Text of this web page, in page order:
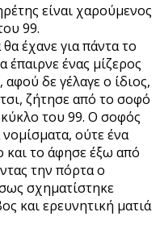
είναι χαρούμενος
99.
έχανε για πάντα το
έπαιρνε ένας μίζερος
δε γέλαγε ο ίδιος,
ζήτησε από το σοφό
του 99. Ο σοφός
ούτε ένα
και το άφησε έξω από
την πόρτα ο
σχηματίστηκε
και ερευνητική ματιά